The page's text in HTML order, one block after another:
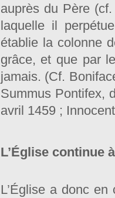
auprès du Père
laquelle il
établie la colonne
grâce, et que par
jamais. (Cf.
Summus Pontifex,
avril 1459 ;
L’Église continue
L’Église a donc